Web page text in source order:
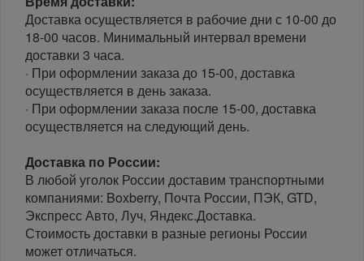
Доставка осуществляется в рабочие дни с 10-00 до
18-00 часов. Минимальный интервал времени
доставки 3 часа.
· При оформлении заказа до 15-00, доставка
осуществляется в день заказа.
· При оформлении заказа после 15-00, доставка
осуществляется на следующий день.
Доставка по России:
В любой уголок России доставим транспортными
компаниями: Boxberry, Почта России, ПЭК, GTD,
Экспресс Авто, Луч, Яндекс.Доставка.
Стоимость доставки в разные регионы России
может отличаться.